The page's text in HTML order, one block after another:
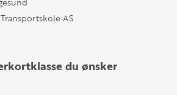
AS
du ønsker